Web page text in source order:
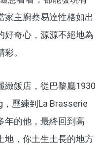
家主廚蔡易達性格如出
好奇心，源源不絕地為
。
飯店，從巴黎廳1930
歷練到La Brasserie
年的他，最終回到高
地，你土生土長的地方